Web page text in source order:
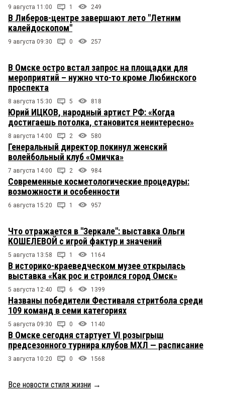
9 августа 11:00 1 249
В Либеров-центре завершают лето "Летним
калейдоскопом"
9 августа 09:30 0 257
В Омске остро встал запрос на площадки для
мероприятий – нужно что-то кроме Любинского
проспекта
8 августа 15:30 5 818
Юрий ИЦКОВ, народный артист РФ: «Когда
достигаешь потолка, становится неинтересно»
8 августа 14:00 2 580
Генеральный директор покинул женский
волейбольный клуб «Омичка»
7 августа 14:00 2 984
Современные косметологические процедуры:
возможности и особенности
6 августа 15:20 1 957
Что отражается в "Зеркале": выставка Ольги
КОШЕЛЕВОЙ с игрой фактур и значений
5 августа 13:58 1 1164
В историко-краеведческом музее открылась
выставка «Как рос и строился город Омск»
5 августа 12:40 6 1399
Названы победители Фестиваля стритбола среди
109 команд в семи категориях
5 августа 09:30 0 1140
В Омске сегодня стартует VI розыгрыш
предсезонного турнира клубов МХЛ — расписание
3 августа 10:20 0 1568
Все новости стиля жизни →